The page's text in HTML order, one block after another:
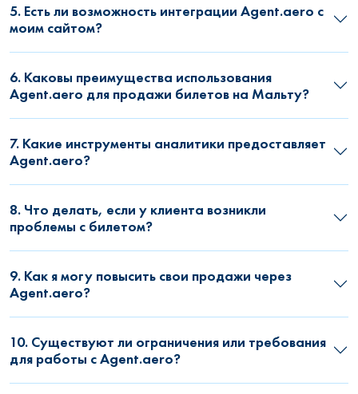
5. Есть ли возможность интеграции Agent.aero с
моим сайтом?
6. Каковы преимущества использования
Agent.aero для продажи билетов на Мальту?
7. Какие инструменты аналитики предоставляет
Agent.aero?
8. Что делать, если у клиента возникли
проблемы с билетом?
9. Как я могу повысить свои продажи через
Agent.aero?
10. Существуют ли ограничения или требования
для работы с Agent.aero?